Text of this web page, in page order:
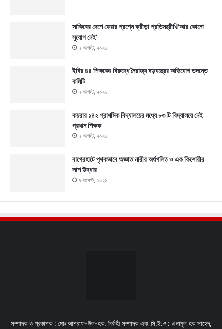
সাকিবের দেশে ফেরার প্রশ্নে ক্রীড়া প্রতিমন্ত্রীÑ‘আর কোনো
সুযোগ নেই’
৭ আগস্ট, ২০২৬
ইবির ৪৪ শিক্ষকের বিরুদ্ধে নৈরাজ্য ষড়যন্ত্রের অভিযোগ তদন্তে
কমিটি
৭ আগস্ট, ২০২৬
কয়রার ১৪২ প্রাথমিক বিদ্যালয়ের মধ্যে ৮৩ টি বিদ্যালয়ে নেই
প্রধান শিক্ষক
৭ আগস্ট, ২০২৬
বাগেরহাটে পৃথকভাবে অজ্ঞাত নারীর অর্ধগলিত ও এক কিশোরীর
লাশ উদ্ধার
৭ আগস্ট, ২০২৬
সম্পাদক ও প্রকাশক : মোঃ আশরাফ-উল-হক, নির্বাহী সম্পাদক এবং সি.ই.ও : এনামুল হক সাহেদ,